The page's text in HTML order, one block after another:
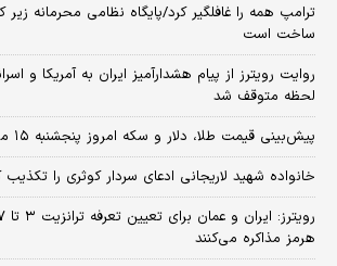
ترامپ همه را غافلگیر کرد/پایگاه نظامی محرمانه
ساخت است
روایت رویترز از پیام هشدارآمیز ایران به آمریکا و
لحظه متوقف شد
پیش‌بینی قیمت طلا، دلار و سکه امروز پنجشنبه ۱۵ مرداد ۱۴۰۵
خانواده شهید لاریجانی ادعای سردار کوثری را تکذیب
هرمز مذاکره می‌کنند